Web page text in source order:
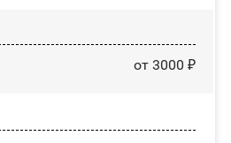
от 3000 ₽